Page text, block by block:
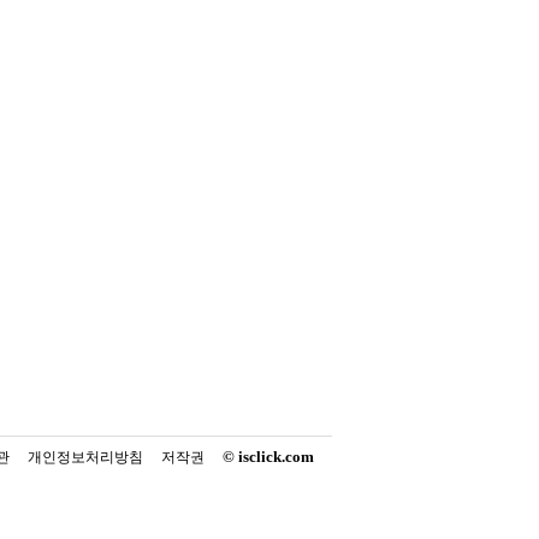
© isclick.com
저작권
개인정보처리방침